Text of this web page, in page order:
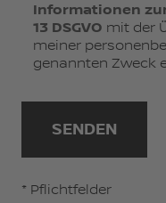
Informationen
13 DSGVO mit der
meiner
genannten Zweck
SENDEN
* Pflichtfelder